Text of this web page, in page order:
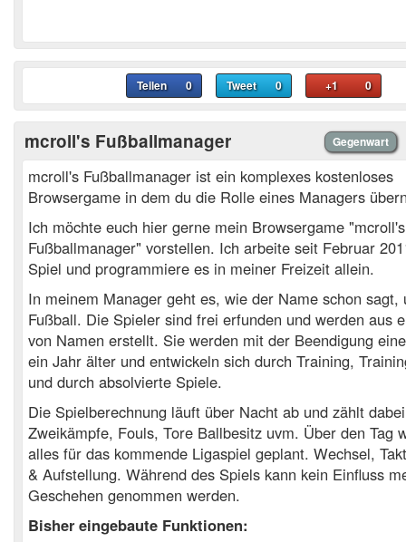
Teilen 0 Tweet 0 +1 0
Gegenwart
mcroll's Fußballmanager
mcroll's Fußballmanager ist ein komplexes kostenloses
Browsergame in dem du die Rolle eines Managers
Ich möchte euch hier gerne mein Browsergame "mcroll's
Fußballmanager" vorstellen. Ich arbeite seit Februar
Spiel und programmiere es in meiner Freizeit allein.
In meinem Manager geht es, wie der Name schon sagt,
Fußball. Die Spieler sind frei erfunden und werden aus
von Namen erstellt. Sie werden mit der Beendigung
ein Jahr älter und entwickeln sich durch Training,
und durch absolvierte Spiele.
Die Spielberechnung läuft über Nacht ab und zählt dabei
Zweikämpfe, Fouls, Tore Ballbesitz uvm. Über den Tag
alles für das kommende Ligaspiel geplant. Wechsel,
& Aufstellung. Während des Spiels kann kein Einfluss
Geschehen genommen werden.
Bisher eingebaute Funktionen: